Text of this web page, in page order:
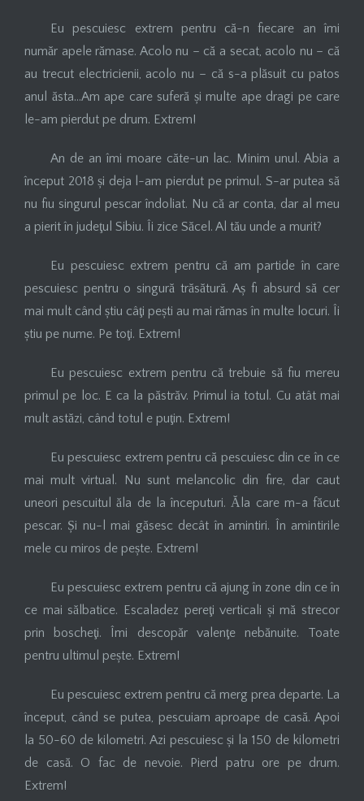
Eu pescuiesc extrem pentru că-n fiecare an îmi
număr apele rămase. Acolo nu – că a secat, acolo nu – că
au trecut electricienii, acolo nu – că s-a plăsuit cu patos
anul ăsta…Am ape care suferă și multe ape dragi pe care
le-am pierdut pe drum. Extrem!
An de an îmi moare căte-un lac. Minim unul. Abia a
început 2018 și deja l-am pierdut pe primul. S-ar putea să
nu fiu singurul pescar îndoliat. Nu că ar conta, dar al meu
a pierit în judeţul Sibiu. Îi zice Săcel. Al tău unde a murit?
Eu pescuiesc extrem pentru că am partide în care
pescuiesc pentru o singură trăsătură. Aș fi absurd să cer
mai mult când știu câţi pești au mai rămas în multe locuri. Îi
știu pe nume. Pe toţi. Extrem!
Eu pescuiesc extrem pentru că trebuie să fiu mereu
primul pe loc. E ca la păstrăv. Primul ia totul. Cu atât mai
mult astăzi, când totul e puţin. Extrem!
Eu pescuiesc extrem pentru că pescuiesc din ce în ce
mai mult virtual. Nu sunt melancolic din fire, dar caut
uneori pescuitul ăla de la începuturi. Ăla care m-a făcut
pescar. Și nu-l mai găsesc decât în amintiri. În amintirile
mele cu miros de pește. Extrem!
Eu pescuiesc extrem pentru că ajung în zone din ce în
ce mai sălbatice. Escaladez pereţi verticali și mă strecor
prin boscheţi. Îmi descopăr valenţe nebănuite. Toate
pentru ultimul pește. Extrem!
Eu pescuiesc extrem pentru că merg prea departe. La
început, când se putea, pescuiam aproape de casă. Apoi
la 50-60 de kilometri. Azi pescuiesc și la 150 de kilometri
de casă. O fac de nevoie. Pierd patru ore pe drum.
Extrem!